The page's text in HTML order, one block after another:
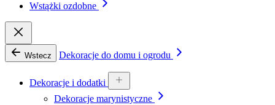
Wstążki ozdobne
Wstecz Dekoracje do domu i ogrodu
Dekoracje i dodatki
Dekoracje marynistyczne